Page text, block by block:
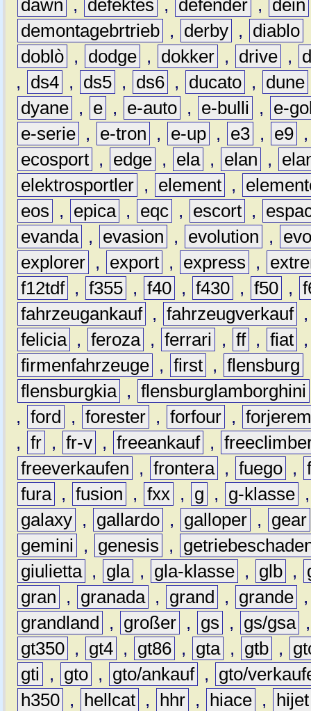
dawn , defektes , defender , dein
demontagebrtrieb , derby , diablo
doblò , dodge , dokker , drive ,
,
ds4 , ds5 , ds6 , ducato , dune
dyane , e , e-auto , e-bulli ,
e-
e-serie , e-tron , e-up , e3 , e9
ecosport , edge , ela , elan ,
elektrosportler , element ,
eos
, epica , eqc , escort ,
evanda , evasion , evolution ,
explorer , export , express ,
f12tdf , f355 , f40 , f430 , f50 ,
fahrzeugankauf , fahrzeugverkauf
felicia , feroza , ferrari , ff , fiat
firmenfahrzeuge , first , flensburg
flensburgkia , flensburglamborghini
, ford , forester , forfour ,
, fr , fr-v , freeankauf ,
freeverkaufen
, frontera , fuego ,
fura , fusion , fxx , g , g-klasse
galaxy , gallardo , galloper ,
gear
gemini
, genesis ,
giulietta , gla , gla-klasse , glb ,
gran
, granada , grand , grande
grandland
, großer , gs , gs/gsa
gt350 , gt4 , gt86 , gta , gtb ,
gti
, gto , gto/ankauf ,
gto/
h350 , hellcat , hhr , hiace ,
hijet